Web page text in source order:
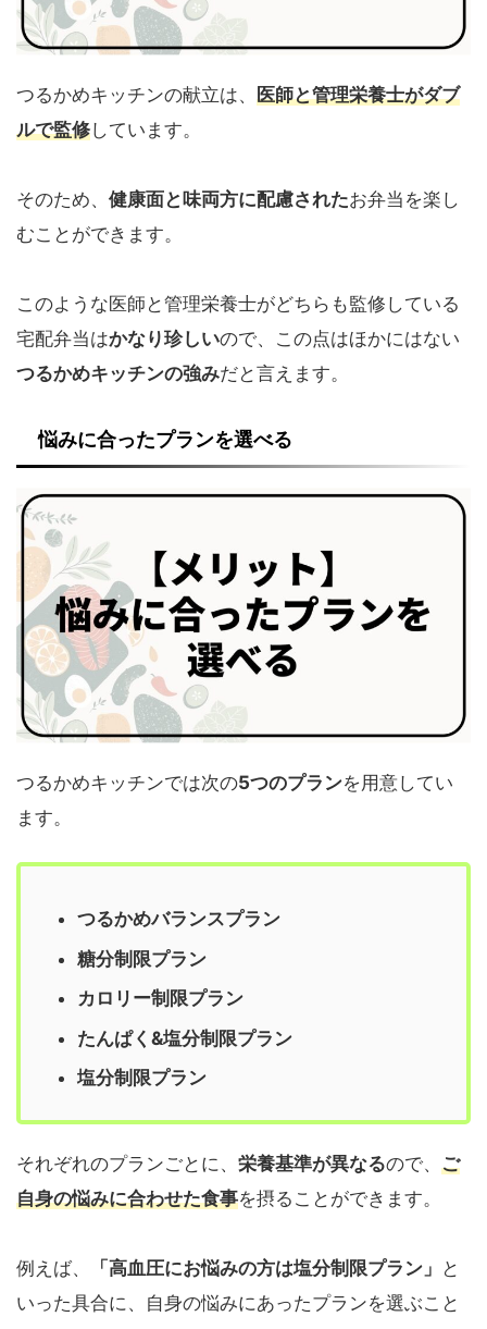
つるかめキッチンの献立は、 医師と管理栄養士がダブ
ルで監修しています。
そのため、 健康面と味両方に配慮されたお弁当を楽し
むことができます。
このような医師と管理栄養士がどちらも監修している
宅配弁当はかなり珍しいので、この点はほかにはない
つるかめキッチンの強みだと言えます。
悩みに合ったプランを選べる
つるかめキッチンでは次の5つのプランを用意してい
ます。
つるかめバランスプラン
糖分制限プラン
カロリー制限プラン
たんぱく&塩分制限プラン
塩分制限プラン
それぞれのプランごとに、 栄養基準が異なるので、 ご
自身の悩みに合わせた食事を摂ることができます。
例えば、 「高血圧にお悩みの方は塩分制限プラン」 と
いった具合に、自身の悩みにあったプランを選ぶこと